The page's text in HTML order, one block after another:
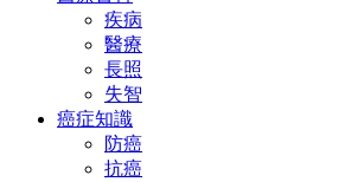
疾病
醫療
長照
失智
癌症知識
防癌
抗癌